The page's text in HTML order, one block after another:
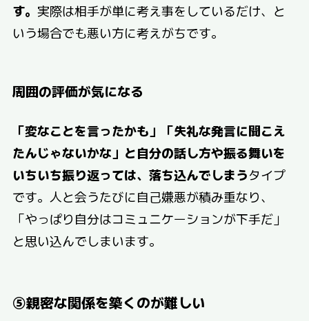
す。 実際は相手が単に考え事をしているだけ、と
いう場合でも悪い方に考えがちです。
周囲の評価が気になる
「変なことを言ったかも」「失礼な発言に聞こえ
たんじゃないかな」と自分の話し方や振る舞いを
いちいち振り返っては、落ち込んでしまうタイプ
です。人と会うたびに自己嫌悪が積み重なり、
「やっぱり自分はコミュニケーションが下手だ」
と思い込んでしまいます。
⑤親密な関係を築くのが難しい